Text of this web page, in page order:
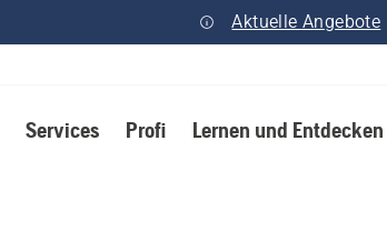
Aktuelle Angebote
Services Profi Lernen und Entdecken